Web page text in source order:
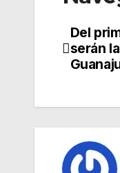
Del
serán